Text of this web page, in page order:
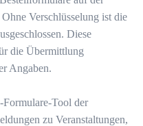
Verschlüsselung ist die
Diese
die Übermittlung
Angaben.
Formulare-Tool der
zu Veranstaltungen,